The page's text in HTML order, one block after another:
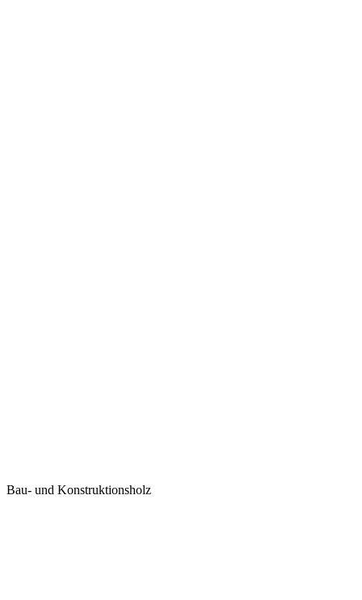
Bau- und Konstruktionsholz